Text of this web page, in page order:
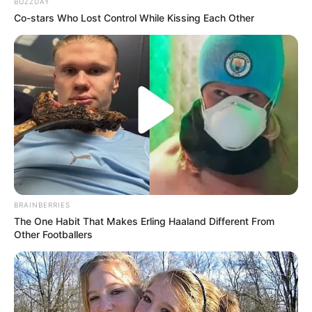
BUZZDAY
Co-stars Who Lost Control While Kissing Each Other
BRAINBERRIES
The One Habit That Makes Erling Haaland Different From
Other Footballers